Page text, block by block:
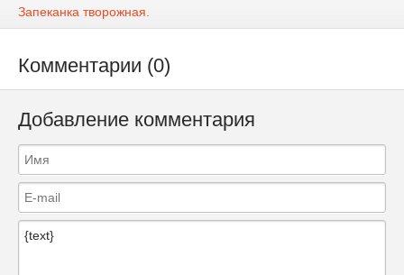
Запеканка творожная.
Комментарии (0)
Добавление комментария